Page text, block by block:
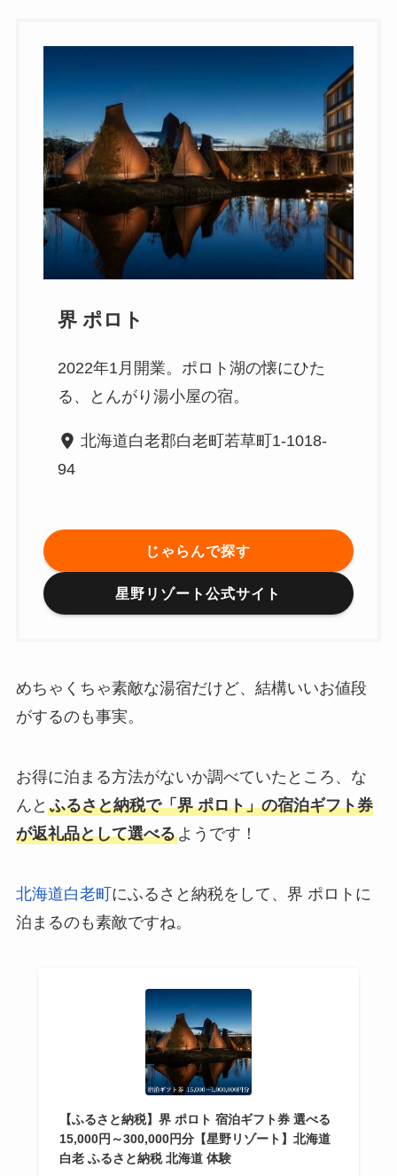
界 ポロト
2022年1月開業。ポロト湖の懐にひた
る、とんがり湯小屋の宿。
北海道白老郡白老町若草町1-1018-
94
じゃらんで探す
星野リゾート公式サイト
めちゃくちゃ素敵な湯宿だけど、結構いいお値段
がするのも事実。
お得に泊まる方法がないか調べていたところ、な
んと ふるさと納税で「界 ポロト」の宿泊ギフト券
が返礼品として選べるようです！
北海道白老町にふるさと納税をして、界 ポロトに
泊まるのも素敵ですね。
【ふるさと納税】界 ポロト 宿泊ギフト券 選べる
15,000円～300,000円分【星野リゾート】北海道
白老 ふるさと納税 北海道 体験